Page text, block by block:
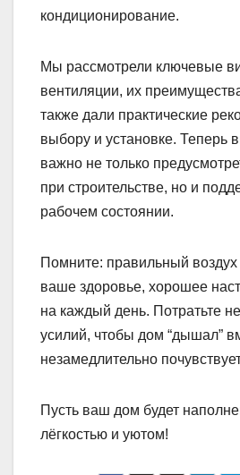
кондиционирование.
Мы рассмотрели ключевые
вентиляции, их
также дали практические
выбору и установке. Теперь
важно не только
при строительстве, но и
рабочем состоянии.
Помните: правильный
ваше здоровье, хорошее
на каждый день. Потратьте
усилий, чтобы дом “дышал”
незамедлительно
Пусть ваш дом будет
лёгкостью и уютом!